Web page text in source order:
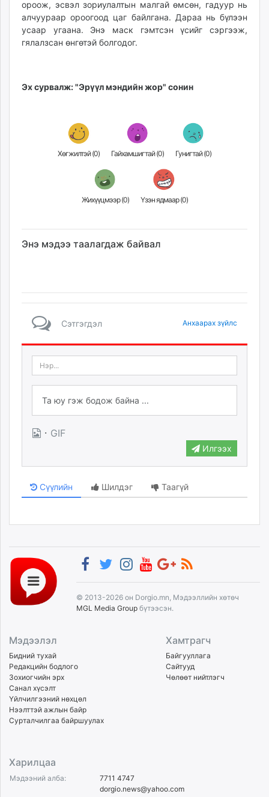
ороож, эсвэл зориулалтын малгай өмсөн, гадуур нь
алчуураар ороогоод цаг байлгана. Дараа нь бүлээн
усаар угаана. Энэ маск гэмтсэн үсийг сэргээж,
гялалзсан өнгөтэй болгодог.
Эх сурвалж: "Эрүүл мэндийн жор" сонин
Хөгжилтэй (0) Гайхамшигтай (0) Гунигтай (0)
Жихүүцмээр (0) Үзэн ядмаар (0)
Энэ мэдээ таалагдаж байвал
Сэтгэгдэл Анхаарах зүйлс
· GIF
Илгээх
Сүүлийн Шилдэг Таагүй
© 2013-2026 он Dorgio.mn, Мэдээллийн хөтөч
MGL Media Group бүтээсэн.
Мэдээлэл
Бидний тухай
Редакцийн бодлого
Зохиогчийн эрх
Санал хүсэлт
Үйлчилгээний нөхцөл
Нээлттэй ажлын байр
Сурталчилгаа байршуулах
Хамтрагч
Байгууллага
Сайтууд
Чөлөөт нийтлэгч
Харилцаа
Мэдээний алба:
7711 4747
dorgio.news@yahoo.com